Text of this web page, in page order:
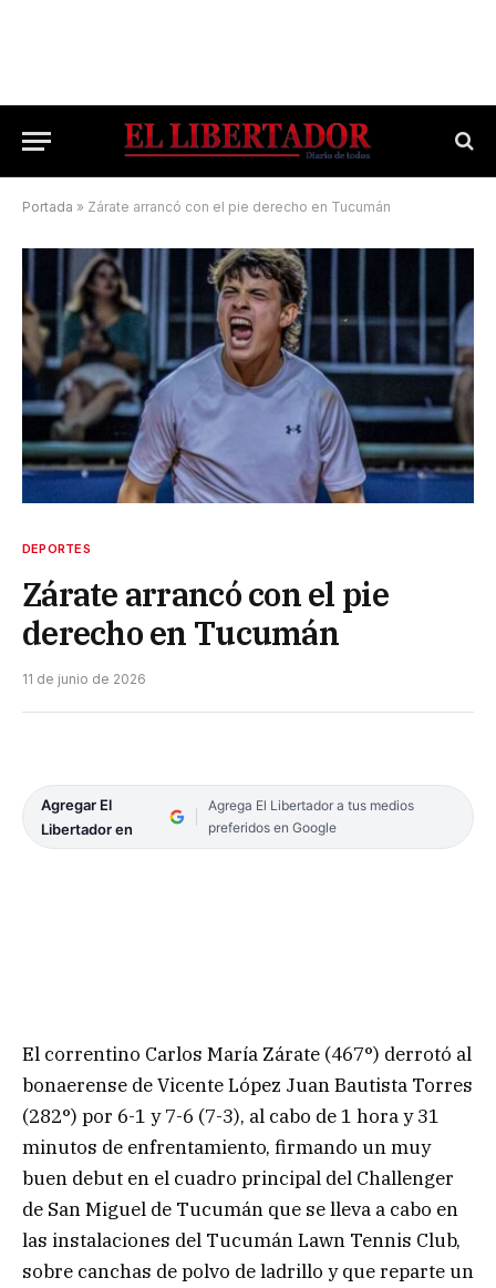
Portada » Zárate arrancó con el pie derecho en Tucumán
DEPORTES
Zárate arrancó con el pie
derecho en Tucumán
11 de junio de 2026
Agregar El
Libertador en
Agrega El Libertador a tus medios
preferidos en Google
El correntino Carlos María Zárate (467°) derrotó al
bonaerense de Vicente López Juan Bautista Torres
(282°) por 6-1 y 7-6 (7-3), al cabo de 1 hora y 31
minutos de enfrentamiento, firmando un muy
buen debut en el cuadro principal del Challenger
de San Miguel de Tucumán que se lleva a cabo en
las instalaciones del Tucumán Lawn Tennis Club,
sobre canchas de polvo de ladrillo y que reparte un